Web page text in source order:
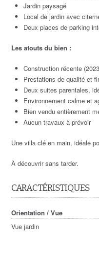
Jardin paysagé
Local de jardin avec
Deux places de parking
Les atouts du bien :
Construction récente
Prestations de qualité et
Deux suites parentales,
Environnement calme et
Bien vendu entièrement
Aucun travaux à prévoir
Une villa clé en main, idéale
À découvrir sans tarder.
CARACTÉRISTIQUES
Orientation / Vue
Vue jardin